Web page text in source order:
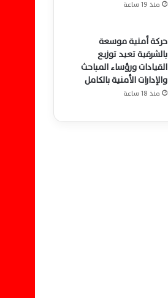
منذ 19 ساعة
حركة أمنية موسعة
بالشرقية تعيد توزيع
القيادات ورؤساء المباحث
والإدارات الأمنية بالكامل
منذ 18 ساعة